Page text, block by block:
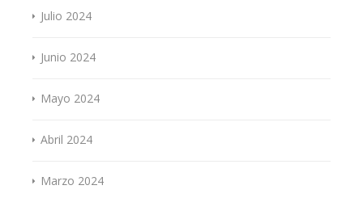
Julio 2024
Junio 2024
Mayo 2024
Abril 2024
Marzo 2024